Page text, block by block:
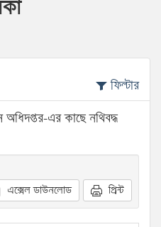
ফিল্টার
অধিদপ্তর-এর কাছে নথিবদ্ধ
এক্সেল ডাউনলোড প্রিন্ট